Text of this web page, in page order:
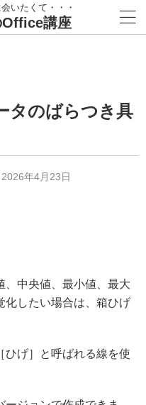
いたくて・・・
Office講座
タのばらつき具
2026年4月23日
、中央値、最小値、最大
化したい場合は、箱ひげ
ひげ］と呼ばれる線を使